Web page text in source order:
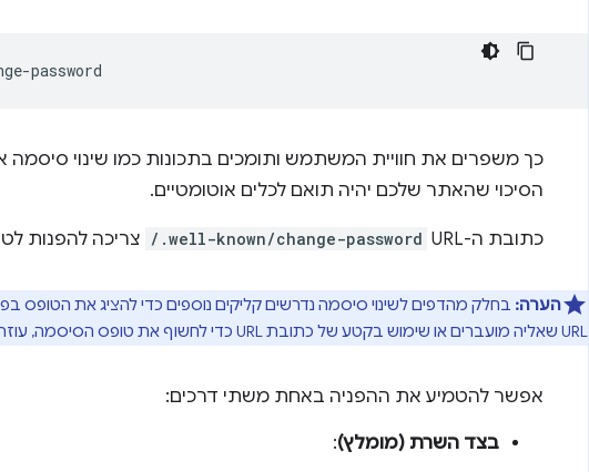
כך משפרים את חוויית המשתמש ותומכים בתכונות כמו שינוי
הסיכוי שהאתר שלכם יהיה תואם לכלים אוטומטיים.
כתובת ה-URL‏ /.well-known/change-password צריכה להפנות
הערה: בחלק מהדפים לשינוי סיסמה נדרשים קליקים נוספים כדי להציג את הטופס
URL שאליה מועברים או שימוש בקטע של כתובת URL כדי לחשוף את טופס הסיסמה, עוזרים לתכונה 'שינוי סיסמה אוטומטי' לפעול בצורה חלקה.
אפשר להטמיע את ההפניה באחת משתי דרכים:
בצד השרת (מומלץ):